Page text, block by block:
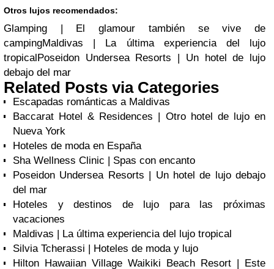
Otros lujos recomendados:
Glamping | El glamour también se vive de
campingMaldivas | La última experiencia del lujo
tropicalPoseidon Undersea Resorts | Un hotel de lujo
debajo del mar
Related Posts via Categories
Escapadas románticas a Maldivas
Baccarat Hotel & Residences | Otro hotel de lujo en
Nueva York
Hoteles de moda en España
Sha Wellness Clinic | Spas con encanto
Poseidon Undersea Resorts | Un hotel de lujo debajo
del mar
Hoteles y destinos de lujo para las próximas
vacaciones
Maldivas | La última experiencia del lujo tropical
Silvia Tcherassi | Hoteles de moda y lujo
Hilton Hawaiian Village Waikiki Beach Resort | Este